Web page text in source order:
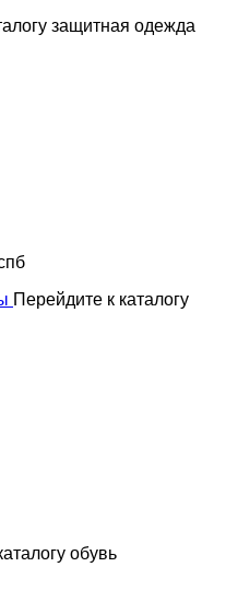
защитная одежда
Перейдите к каталогу
обувь